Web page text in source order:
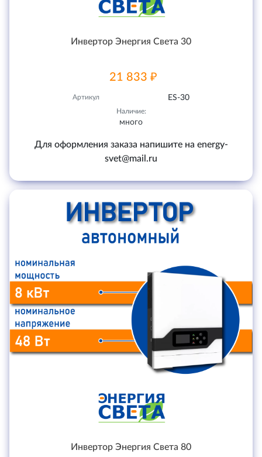
Инвертор Энергия Света 30
21 833 ₽
Артикул ES-30
Наличие:
много
Для оформления заказа напишите на energy-
svet@mail.ru
Инвертор Энергия Света 80